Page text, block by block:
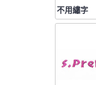
不用繡字